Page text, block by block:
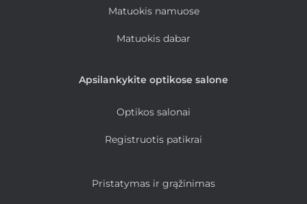
Matuokis namuose
Matuokis dabar
Apsilankykite optikose salone
Optikos salonai
Registruotis patikrai
Pristatymas ir grąžinimas